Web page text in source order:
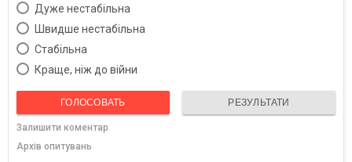
Дуже нестабільна
Швидше нестабільна
Cтабільна
Краще, ніж до війни
ГОЛОСОВАТЬ РЕЗУЛЬТАТИ
Залишити коментар
Архів опитувань